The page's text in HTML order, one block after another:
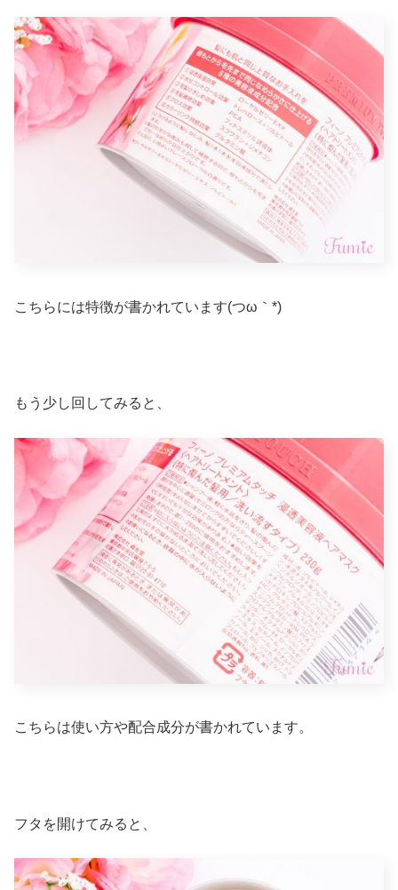
こちらには特徴が書かれています(つω｀*)
もう少し回してみると、
こちらは使い方や配合成分が書かれています。
フタを開けてみると、